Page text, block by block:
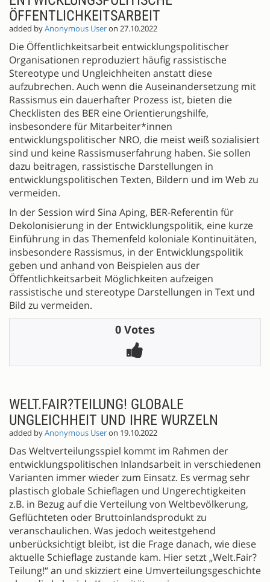
ÖFFENTLICHKEITSARBEIT
added byAnonymous Useron 27.10.2022
Die Öffentlichkeitsarbeit entwicklungspolitischer
Organisationen reproduziert häufig rassistische
Stereotype und Ungleichheiten anstatt diese
aufzubrechen. Auch wenn die Auseinandersetzung mit
Rassismus ein dauerhafter Prozess ist, bieten die
Checklisten des BER eine Orientierungshilfe,
insbesondere für Mitarbeiter*innen
entwicklungspolitischer NRO, die meist weiß sozialisiert
sind und keine Rassismuserfahrung haben. Sie sollen
dazu beitragen, rassistische Darstellungen in
entwicklungspolitischen Texten, Bildern und im Web zu
vermeiden.
In der Session wird Sina Aping, BER-Referentin für
Dekolonisierung in der Entwicklungspolitik, eine kurze
Einführung in das Themenfeld koloniale Kontinuitäten,
insbesondere Rassismus, in der Entwicklungspolitik
geben und anhand von Beispielen aus der
Öffentlichkeitsarbeit Möglichkeiten aufzeigen
rassistische und stereotype Darstellungen in Text und
Bild zu vermeiden.
0 Votes
WELT.FAIR?TEILUNG! GLOBALE
UNGLEICHHEIT UND IHRE WURZELN
added byAnonymous Useron 19.10.2022
Das Weltverteilungsspiel kommt im Rahmen der
entwicklungspolitischen Inlandsarbeit in verschiedenen
Varianten immer wieder zum Einsatz. Es vermag sehr
plastisch globale Schieflagen und Ungerechtigkeiten
z.B. in Bezug auf die Verteilung von Weltbevölkerung,
Geflüchteten oder Bruttoinlandsprodukt zu
veranschaulichen. Was jedoch weitestgehend
unberücksichtigt bleibt, ist die Frage danach, wie diese
aktuelle Schieflage zustande kam. Hier setzt „Welt.Fair?
Teilung!“ an und skizziert eine Umverteilungsgeschichte